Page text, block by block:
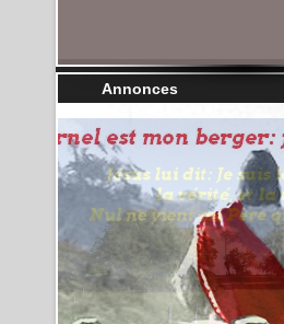
Annonces
Allez, faites de toutes les
Matthieu